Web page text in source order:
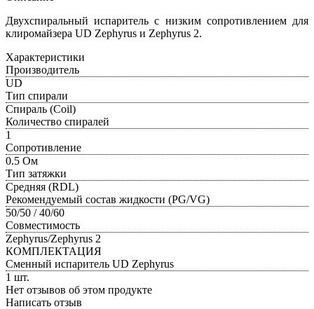
Двухспиральный испаритель с низким сопротивлением для
клиромайзера UD Zephyrus и Zephyrus 2.
Характеристики
Производитель
UD
Тип спирали
Спираль (Coil)
Количество спиралей
1
Сопротивление
0.5 Ом
Тип затяжки
Средняя (RDL)
Рекомендуемый состав жидкости (PG/VG)
50/50 / 40/60
Совместимость
Zephyrus/Zephyrus 2
КОМПЛЕКТАЦИЯ
Сменный испаритель UD Zephyrus
1 шт.
Нет отзывов об этом продукте
Написать отзыв